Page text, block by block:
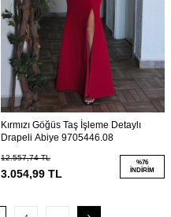
Kırmızı Göğüs Taş İşleme Detaylı
Drapeli Abiye 9705446.08
12.557,74TL
3.054,99 TL
%76
İNDIRIM